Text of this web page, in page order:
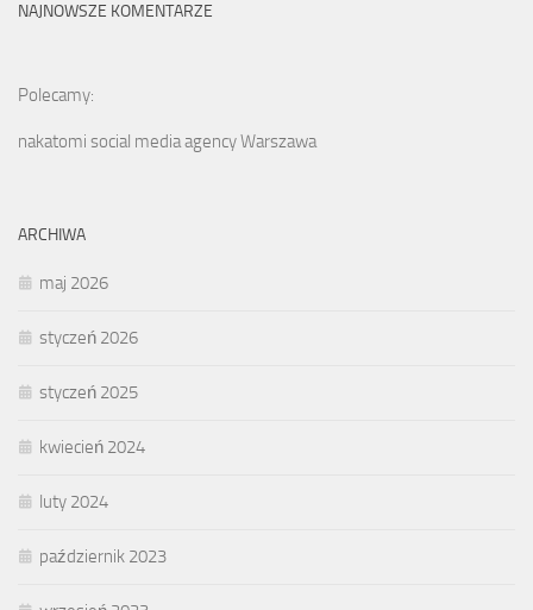
NAJNOWSZE KOMENTARZE
Polecamy:
nakatomi social media agency Warszawa
ARCHIWA
maj 2026
styczeń 2026
styczeń 2025
kwiecień 2024
luty 2024
październik 2023